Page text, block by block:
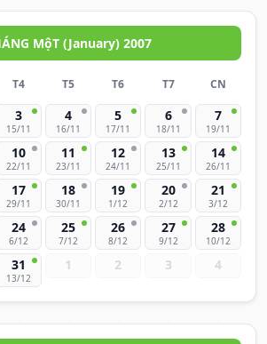
MộT (January) 2007
T4 T5 T6 T7 CN
3
15/11
4
16/11
5
17/11
6
18/11
7
19/11
10
22/11
11
23/11
12
24/11
13
25/11
14
26/11
17
29/11
18
30/11
19
1/12
20
2/12
21
3/12
24
6/12
25
7/12
26
8/12
27
9/12
28
10/12
31
13/12
1 2 3 4